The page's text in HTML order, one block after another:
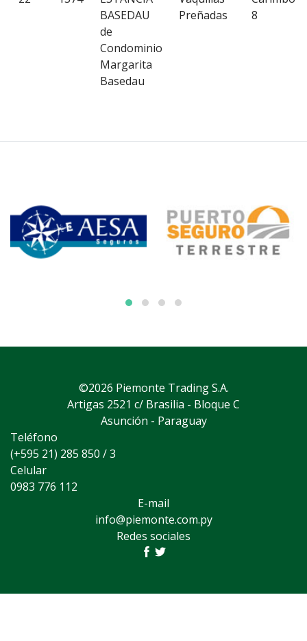
BASEDAU
de
Condominio
Margarita
Basedau
Preñadas
8
©2026 Piemonte Trading S.A.
Artigas 2521 c/ Brasilia - Bloque C
Asunción - Paraguay
Teléfono
(+595 21) 285 850 / 3
Celular
0983 776 112
E-mail
info@piemonte.com.py
Redes sociales